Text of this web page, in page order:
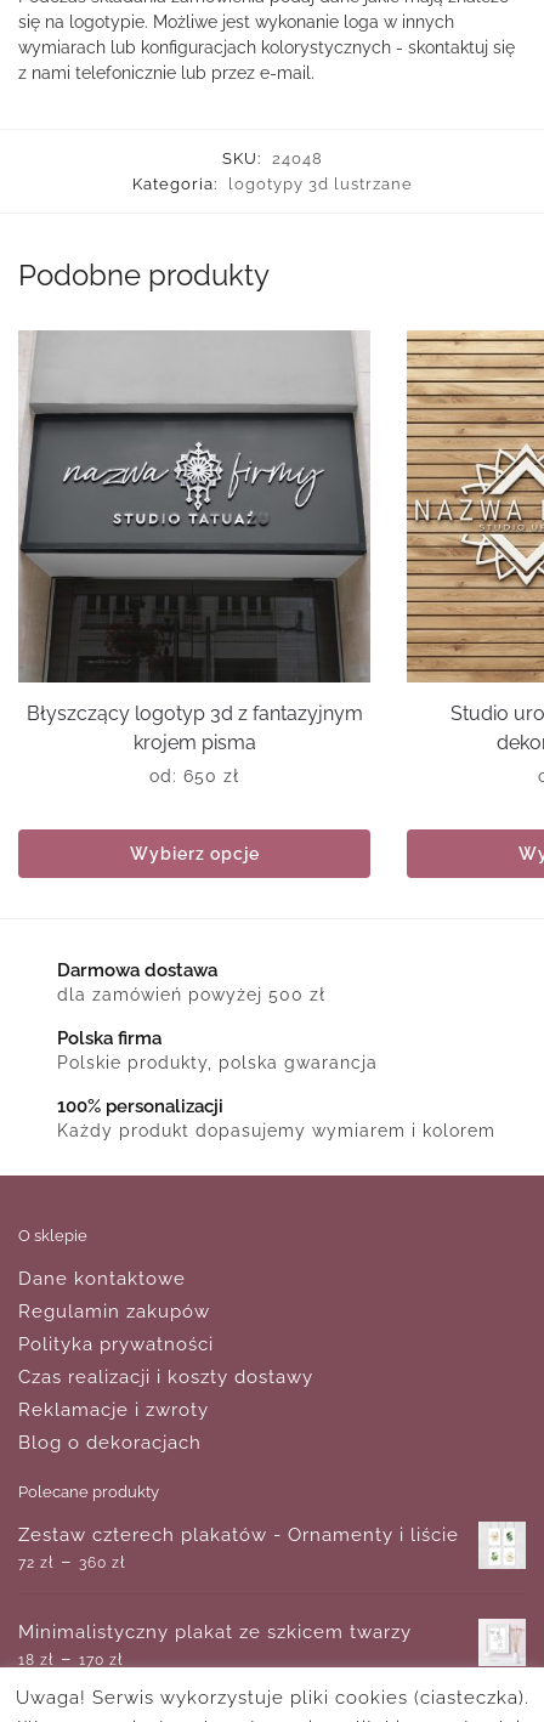
się na logotypie. Możliwe jest wykonanie loga w innych
wymiarach lub konfiguracjach kolorystycznych - skontaktuj się
z nami telefonicznie lub przez e-mail.
SKU:
24048
Kategoria:
logotypy 3d lustrzane
Podobne produkty
Błyszczący logotyp 3d z fantazyjnym
krojem pisma
od: 650 zł
Wybierz opcje
Studio
Darmowa dostawa
dla zamówień powyżej 500 zł
Polska firma
Polskie produkty, polska gwarancja
100% personalizacji
Każdy produkt dopasujemy wymiarem i kolorem
O sklepie
Dane kontaktowe
Regulamin zakupów
Polityka prywatności
Czas realizacji i koszty dostawy
Reklamacje i zwroty
Blog o dekoracjach
Polecane produkty
Zestaw czterech plakatów - Ornamenty i liście
72 zł – 360 zł
Minimalistyczny plakat ze szkicem twarzy
18 zł – 170 zł
Uwaga! Serwis wykorzystuje pliki cookies (ciasteczka).